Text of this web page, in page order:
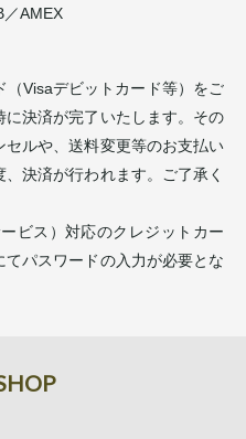
／AMEX
（Visaデビットカード等）をご
決済が完了いたします。その
ルや、送料変更等のお支払い
決済が行われます。ご了承く
ビス）対応のクレジットカー
てパスワードの入力が必要とな